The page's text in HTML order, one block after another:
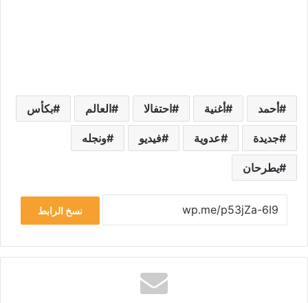
أحمد أغنية احتفالا العالم بكأس
جديدة عدوية فيديو ونجله
يطرحان
نسخ الرابط